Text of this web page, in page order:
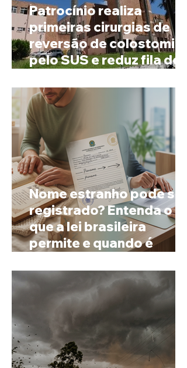
Patrocínio realiza
primeiras cirurgias de
reversão de colostomia
pelo SUS e reduz fila de
Nome estranho pode ser
registrado? Entenda o
que a lei brasileira
permite e quando é
prenome